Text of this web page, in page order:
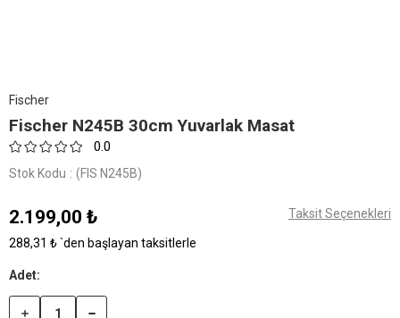
Fischer
Fischer N245B 30cm Yuvarlak Masat
0.0
Stok Kodu (FIS N245B)
2.199,00 ₺ Taksit Seçenekleri
288,31 ₺`den başlayan taksitlerle